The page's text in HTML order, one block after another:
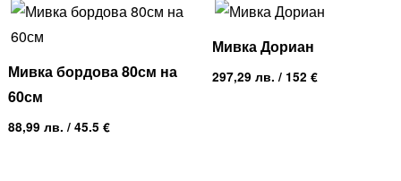
Мивка бордова 80см на
60см
88,99 лв. / 45.5 €
Мивка Дориан
297,29лв. / 152 €